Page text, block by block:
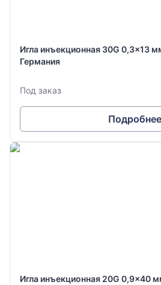
Игла инъекционная 30G 0,3x13
Германия
Под заказ
Подробнее
Игла инъекционная 20G 0,9x40